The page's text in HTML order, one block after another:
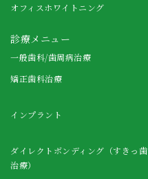
オフィスホワイトニング
診療メニュー
一般歯科/歯周病治療
矯正歯科治療
インプラント
ダイレクトボンディング（すきっ歯
治療）